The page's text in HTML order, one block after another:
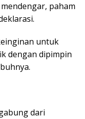
paham
untuk
dengan dipimpin
dari